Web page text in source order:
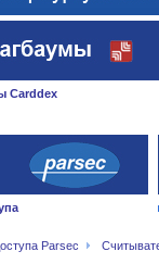
Carddex
Parsec